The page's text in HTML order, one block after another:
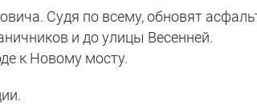
Судя по всему, обновят
и до улицы Весенней.
к Новому мосту.